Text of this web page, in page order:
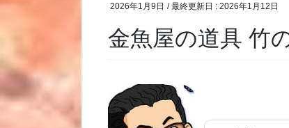
2026年1月9日 / 最終更新日 :2026年1月12日
金魚屋の道具 竹